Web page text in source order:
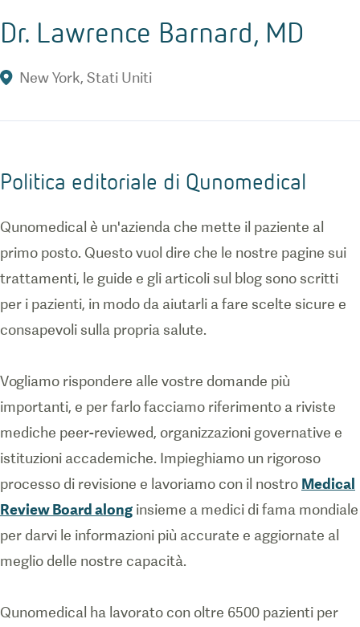
Dr. Lawrence Barnard, MD
New York, Stati Uniti
Politica editoriale di Qunomedical
Qunomedical è un'azienda che mette il paziente al
primo posto. Questo vuol dire che le nostre pagine sui
trattamenti, le guide e gli articoli sul blog sono scritti
per i pazienti, in modo da aiutarli a fare scelte sicure e
consapevoli sulla propria salute.
Vogliamo rispondere alle vostre domande più
importanti, e per farlo facciamo riferimento a riviste
mediche peer-reviewed, organizzazioni governative e
istituzioni accademiche. Impieghiamo un rigoroso
processo di revisione e lavoriamo con il nostro Medical
Review Board along insieme a medici di fama mondiale
per darvi le informazioni più accurate e aggiornate al
meglio delle nostre capacità.
Qunomedical ha lavorato con oltre 6500 pazienti per